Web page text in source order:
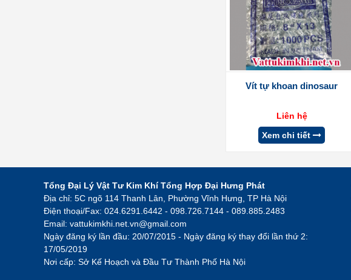
Vít tự khoan dinosaur
Liên hệ
Xem chi tiết
Tổng Đại Lý Vật Tư Kim Khí Tổng Hợp Đại Hưng Phát
Địa chỉ: 5C ngõ 114 Thanh Lân, Phường Vĩnh Hưng, TP Hà Nội
Điện thoại/Fax: 024.6291.6442 - 098.726.7144 - 089.885.2483
Email: vattukimkhi.net.vn@gmail.com
Ngày đăng ký lần đầu: 20/07/2015 - Ngày đăng ký thay đổi lần thứ 2:
17/05/2019
Nơi cấp: Sở Kế Hoạch và Đầu Tư Thành Phố Hà Nội